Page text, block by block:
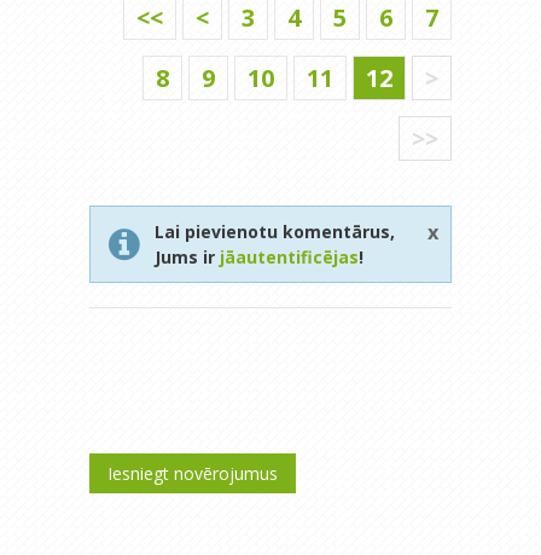
<< < 3 4 5 6
7
8
9 10 11 12
>
>>
Lai pievienotu komentārus,
Jums ir jāautentificējas!
x
Iesniegt novērojumus